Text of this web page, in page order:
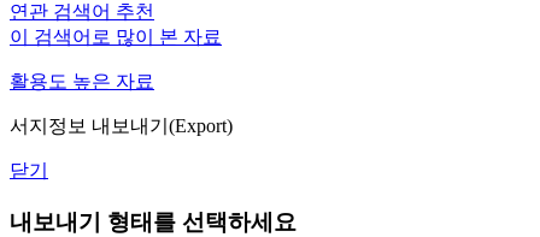
연관 검색어 추천
이 검색어로 많이 본 자료
활용도 높은 자료
서지정보 내보내기(Export)
닫기
내보내기 형태를 선택하세요